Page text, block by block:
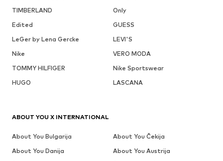
TIMBERLAND
Only
Edited
GUESS
LeGer by Lena Gercke
LEVI'S
Nike
VERO MODA
TOMMY HILFIGER
Nike Sportswear
HUGO
LASCANA
ABOUT YOU X INTERNATIONAL
About You Bulgarija
About You Čekija
About You Danija
About You Austrija